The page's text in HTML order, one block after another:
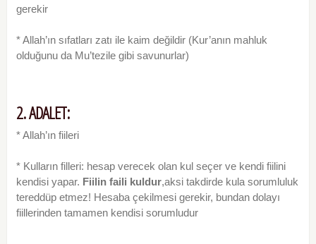
gerekir
* Allah’ın sıfatları zatı ile kaim değildir (Kur’anın mahluk
olduğunu da Mu’tezile gibi savunurlar)
2. ADALET:
* Allah’ın fiileri
* Kulların filleri: hesap verecek olan kul seçer ve kendi fiilini
kendisi yapar. Fiilin faili kuldur,aksi takdirde kula sorumluluk
tereddüp etmez! Hesaba çekilmesi gerekir, bundan dolayı
fiillerinden tamamen kendisi sorumludur